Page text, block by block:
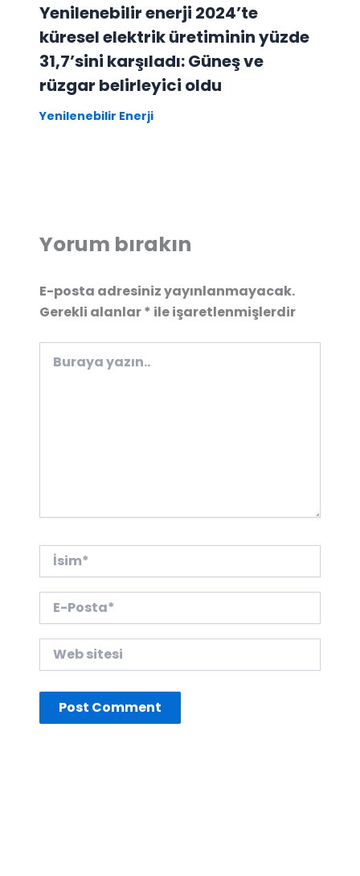
Yenilenebilir enerji 2024’te
küresel elektrik üretiminin yüzde
31,7’sini karşıladı: Güneş ve
rüzgar belirleyici oldu
Yenilenebilir Enerji
Yorum bırakın
E-posta adresiniz yayınlanmayacak.
Gerekli alanlar* ile işaretlenmişlerdir
yazın..
İsim*
Posta*
sitesi